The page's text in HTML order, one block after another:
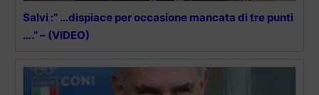
Salvi :” …dispiace per occasione mancata di tre punti
….” – (VIDEO)